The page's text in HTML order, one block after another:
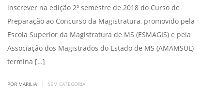
inscrever na edição 2º semestre de 2018 do Curso de
Preparação ao Concurso da Magistratura, promovido pela
Escola Superior da Magistratura de MS (ESMAGIS) e pela
Associação dos Magistrados do Estado de MS (AMAMSUL)
termina […]
POR MARILIA SEM CATEGORIA